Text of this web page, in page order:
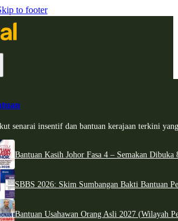
to footer
senarai insentif dan bantuan kerajaan terkini
Bantuan Kasih Johor Fasa 4 – Semakan
SBBS 2026: Skim Sumbangan Bakti Bantuan
Bantuan Usahawan Orang Asli 2027 (Wilayah